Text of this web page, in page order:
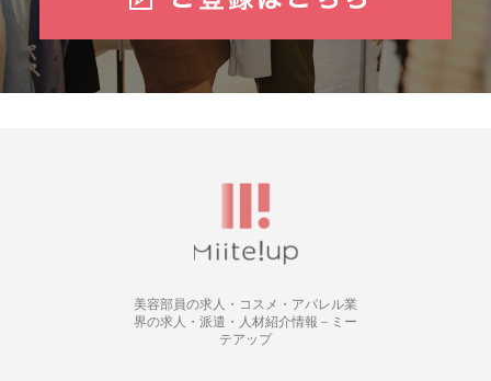
美容部員の求人・コスメ・アパレル業
界の求人・派遣・人材紹介情報 – ミー
テアップ